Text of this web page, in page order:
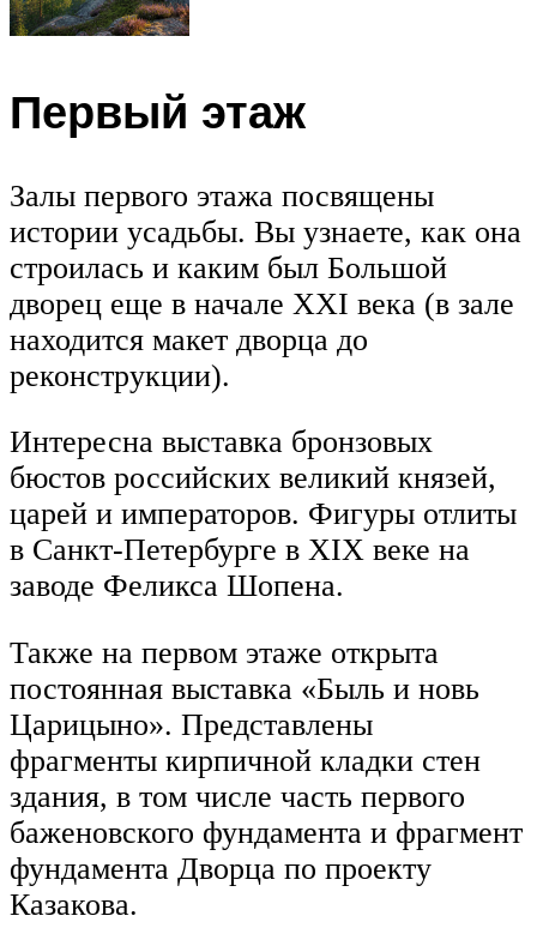
Первый этаж
Залы первого этажа посвящены
истории усадьбы. Вы узнаете, как она
строилась и каким был Большой
дворец еще в начале XXI века (в зале
находится макет дворца до
реконструкции).
Интересна выставка бронзовых
бюстов российских великий князей,
царей и императоров. Фигуры отлиты
в Санкт-Петербурге в XIX веке на
заводе Феликса Шопена.
Также на первом этаже открыта
постоянная выставка «Быль и новь
Царицыно». Представлены
фрагменты кирпичной кладки стен
здания, в том числе часть первого
баженовского фундамента и фрагмент
фундамента Дворца по проекту
Казакова.